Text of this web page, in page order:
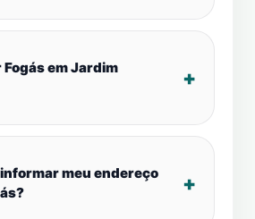
em Jardim
meu endereço